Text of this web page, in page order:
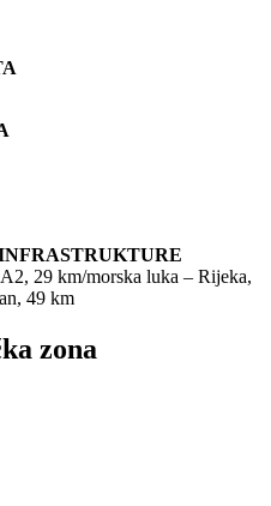
29 km/morska luka – Rijeka,
49 km
zona